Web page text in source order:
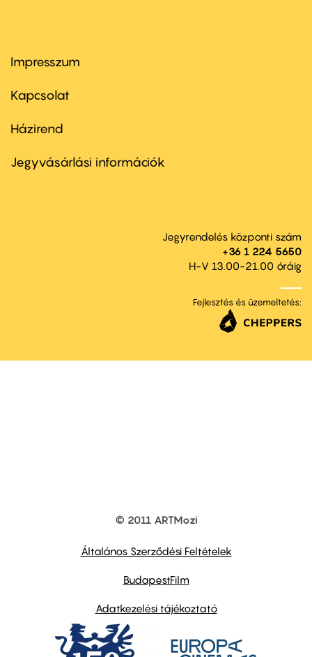
Footer
first
Impresszum
Kapcsolat
Footer
second
Házirend
Jegyvásárlási információk
Jegyrendelés központi szám
+36 1 224 5650
H-V 13.00-21.00 óráig
Fejlesztés és üzemeltetés:
© 2011 ARTMozi
Általános Szerződési Feltételek
BudapestFilm
Adatkezelési tájékoztató